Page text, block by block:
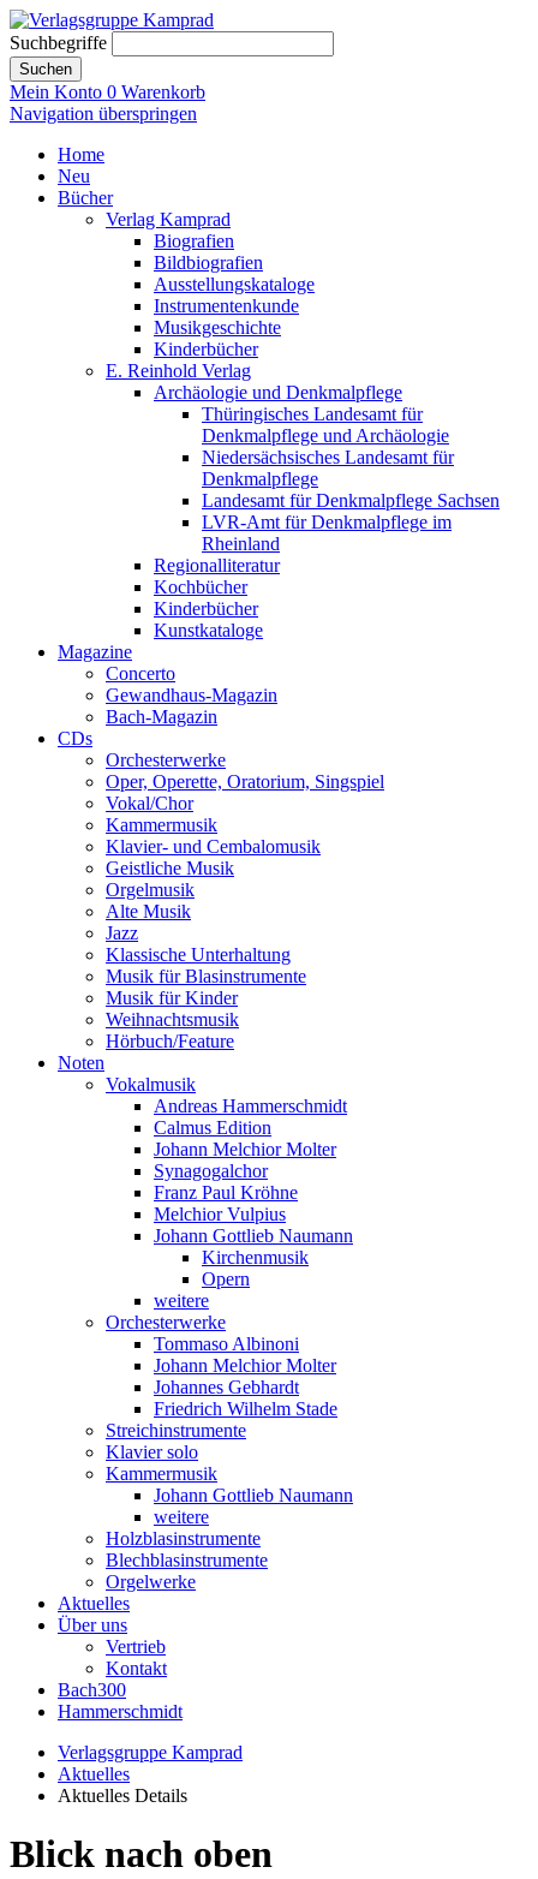
Suchbegriffe
Suchen
Mein Konto 0 Warenkorb
Navigation überspringen
Home
Neu
Bücher
Verlag Kamprad
Biografien
Bildbiografien
Ausstellungskataloge
Instrumentenkunde
Musikgeschichte
Kinderbücher
E. Reinhold Verlag
Archäologie und Denkmalpflege
Thüringisches Landesamt für
Denkmalpflege und Archäologie
Niedersächsisches Landesamt für
Denkmalpflege
Landesamt für Denkmalpflege Sachsen
LVR-Amt für Denkmalpflege im
Rheinland
Regionalliteratur
Kochbücher
Kinderbücher
Kunstkataloge
Magazine
Concerto
Gewandhaus-Magazin
Bach-Magazin
CDs
Orchesterwerke
Oper, Operette, Oratorium, Singspiel
Vokal/Chor
Kammermusik
Klavier- und Cembalomusik
Geistliche Musik
Orgelmusik
Alte Musik
Jazz
Klassische Unterhaltung
Musik für Blasinstrumente
Musik für Kinder
Weihnachtsmusik
Hörbuch/Feature
Noten
Vokalmusik
Andreas Hammerschmidt
Calmus Edition
Johann Melchior Molter
Synagogalchor
Franz Paul Kröhne
Melchior Vulpius
Johann Gottlieb Naumann
Kirchenmusik
Opern
weitere
Orchesterwerke
Tommaso Albinoni
Johann Melchior Molter
Johannes Gebhardt
Friedrich Wilhelm Stade
Streichinstrumente
Klavier solo
Kammermusik
Johann Gottlieb Naumann
weitere
Holzblasinstrumente
Blechblasinstrumente
Orgelwerke
Aktuelles
Über uns
Vertrieb
Kontakt
Bach300
Hammerschmidt
Verlagsgruppe Kamprad
Aktuelles
Aktuelles Details
Blick nach oben